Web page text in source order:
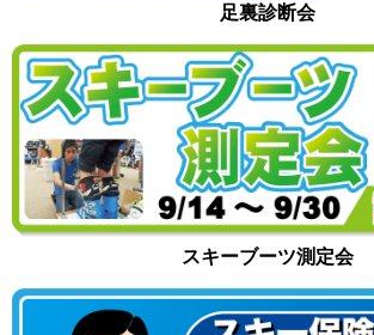
足裏診断会
スキーブーツ測定会